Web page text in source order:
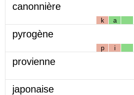
canonnière
k a
pyrogène
p i
provienne
japonaise